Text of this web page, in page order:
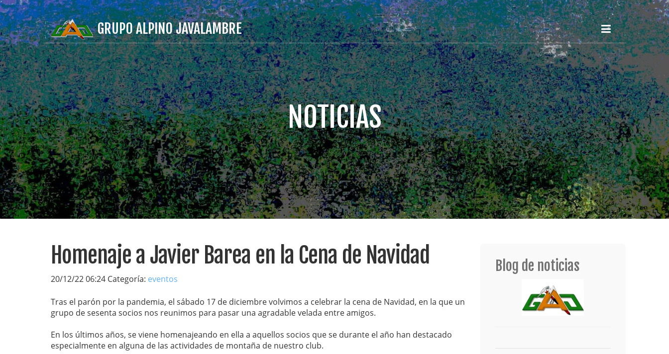
GRUPO ALPINO JAVALAMBRE
NOTICIAS
Homenaje a Javier Barea en la Cena de Navidad
20/12/22 06:24 Categoría: eventos
Tras el parón por la pandemia, el sábado 17 de diciembre volvimos a celebrar la cena de Navidad, en la que un
grupo de sesenta socios nos reunimos para pasar una agradable velada entre amigos.
En los últimos años, se viene homenajeando en ella a aquellos socios que se durante el año han destacado
especialmente en alguna de las actividades de montaña de nuestro club.
Blog de noticias